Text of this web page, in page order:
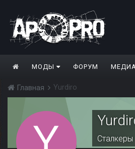
МОДЫ ФОРУМ
Главная Yurdiro
Сталкеры